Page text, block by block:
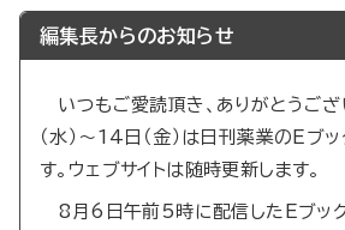
編集長からのお知らせ
いつもご愛読頂き、ありがとうご
（水）～14日（金）は日刊薬業のEブ
す。ウェブサイトは随時更新します。
8月6日午前5時に配信したEブック